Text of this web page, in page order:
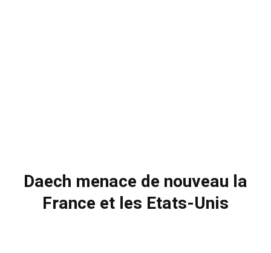
Daech menace de nouveau la
France et les Etats-Unis